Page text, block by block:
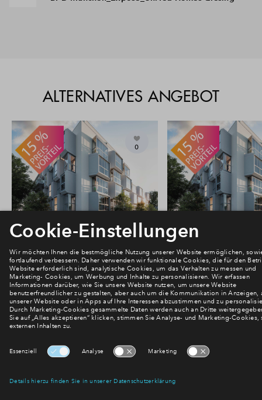
ALTERNATIVES ANGEBOT
0
#03
Erdgeschosswohnung #03
€ 209.500
UniTed Homes Giesing
€ 209.500
UniTed Homes
Newsletter Anmeldung